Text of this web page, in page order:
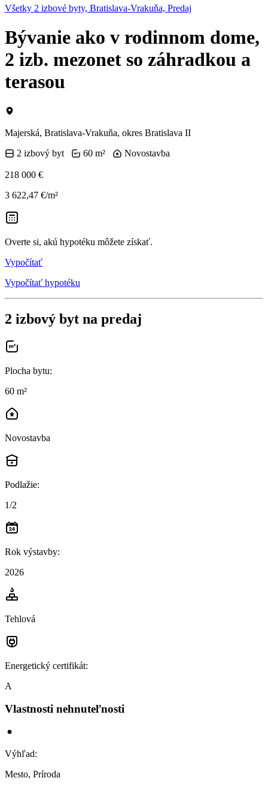
Všetky 2 izbové byty, Bratislava-Vrakuňa, Predaj
Bývanie ako v rodinnom dome,
2 izb. mezonet so záhradkou a
terasou
Majerská, Bratislava-Vrakuňa, okres Bratislava II
2 izbový byt
60 m² Novostavba
218 000 €
3 622,47 €/m²
Overte si, akú hypotéku môžete získať.
Vypočítať
Vypočítať hypotéku
2 izbový byt na predaj
Plocha bytu:
60 m²
Novostavba
Podlažie:
1/2
Rok výstavby:
2026
Tehlová
Energetický certifikát:
A
Vlastnosti nehnuteľnosti
Výhľad:
Mesto, Príroda